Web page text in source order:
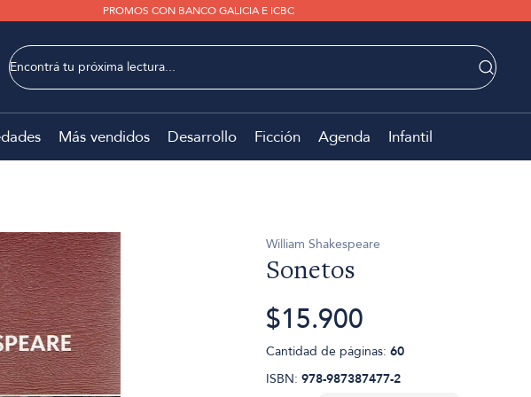
PROMOS CON BANCO GALICIA E ICBC
Más vendidos Desarrollo Ficción Agenda Infantil
William Shakespeare
Sonetos
$15.900
Cantidad de páginas: 60
ISBN: 978-987387477-2